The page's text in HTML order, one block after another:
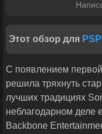
Этот обзор для PSP
С появлением
решила тряхнуть
лучших традициях
неблагодарном деле
Backbone